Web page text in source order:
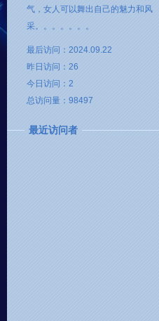
气，女人可以舞出自己的魅力和风
采。。。。。。。
最后访问：2024.09.22
昨日访问：26
今日访问：2
总访问量：98497
最近访问者